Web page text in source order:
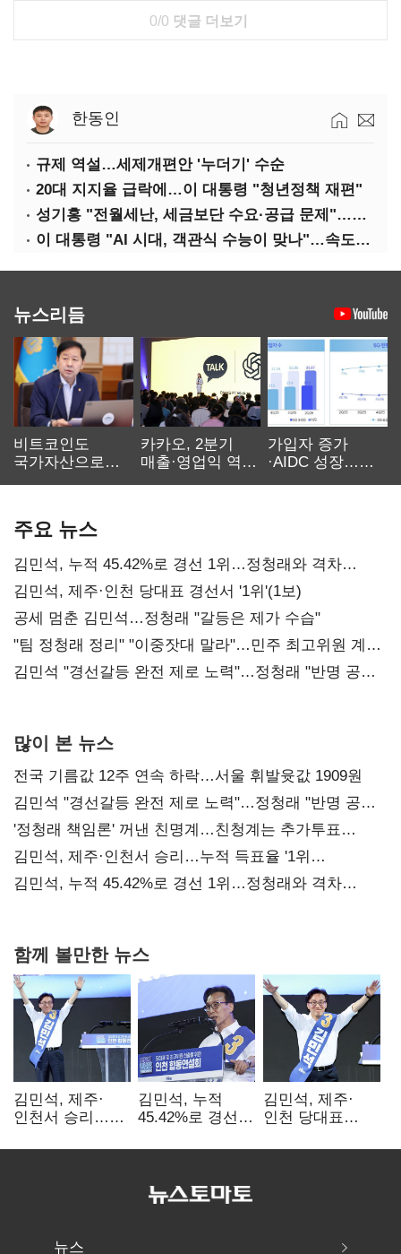
0/0 댓글 더보기
한동인
규제 역설…세제개편안 '누더기' 수순
20대 지지율 급락에…이 대통령 "청년정책 재편"
성기홍 "전월세난, 세금보단 수요·공급 문제"…닥공 시사
이 대통령 "AI 시대, 객관식 수능이 맞나"…속도전 '경계'
뉴스리듬
비트코인도
국가자산으로…'
카카오, 2분기
매출·영업익 역대
가입자 증가
·AIDC 성장…
주요 뉴스
김민석, 누적 45.42%로 경선 1위…정청래와 격차
0.86%p(2보)
김민석, 제주·인천 당대표 경선서 '1위'(1보)
공세 멈춘 김민석…정청래 "갈등은 제가 수습"
"팀 정청래 정리" "이중잣대 말라"…민주 최고위원 계파
다툼 격화
김민석 "경선갈등 완전 제로 노력"…정청래 "반명 공세
많이 본 뉴스
전국 기름값 12주 연속 하락…서울 휘발윳값 1909원
김민석 "경선갈등 완전 제로 노력"…정청래 "반명 공세
사과부터"
'정청래 책임론' 꺼낸 친명계…친청계는 추가투표
때리기
김민석, 제주·인천서 승리…누적 득표율 '1위
탈환'(종합)
김민석, 누적 45.42%로 경선 1위…정청래와 격차
함께 볼만한 뉴스
김민석, 제주·
인천서 승리…
탈환'(종합)
김민석, 누적
45.42%로 경선
격차
김민석, 제주·
인천 당대표
뉴스